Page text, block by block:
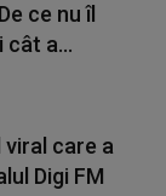
ce nu îl
cât a...
viral care a
Digi FM